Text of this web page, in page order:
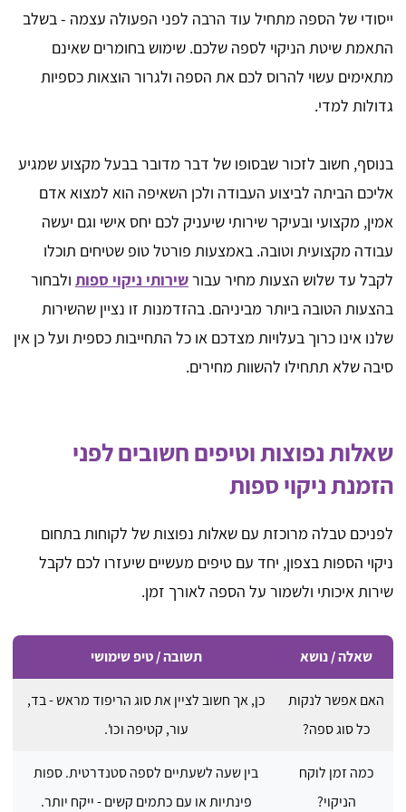
ייסודי של הספה מתחיל עוד הרבה לפני הפעולה עצמה - בשלב
התאמת שיטת הניקוי לספה שלכם. שימוש בחומרים שאינם
מתאימים עשוי להרוס לכם את הספה ולגרור הוצאות כספיות
גדולות למדי.
בנוסף, חשוב לזכור שבסופו של דבר מדובר בבעל מקצוע שמגיע
אליכם הביתה לביצוע העבודה ולכן השאיפה הוא למצוא אדם
אמין, מקצועי ובעיקר שירותי שיעניק לכם יחס אישי וגם יעשה
עבודה מקצועית וטובה. באמצעות פורטל טופ שטיחים תוכלו
לקבל עד שלוש הצעות מחיר עבורשירותי ניקוי ספות ולבחור
בהצעות הטובה ביותר מביניהם. בהזדמנות זו נציין שהשירות
שלנו אינו כרוך בעלויות מצדכם או כל התחייבות כספית ועל כן אין
סיבה שלא תתחילו להשוות מחירים.
שאלות נפוצות וטיפים חשובים לפני
הזמנת ניקוי ספות
לפניכם טבלה מרוכזת עם שאלות נפוצות של לקוחות בתחום
ניקוי הספות בצפון, יחד עם טיפים מעשיים שיעזרו לכם לקבל
שירות איכותי ולשמור על הספה לאורך זמן.
שאלה / נושא תשובה / טיפ שימושי
האם אפשר לנקות
כל סוג ספה?
כן, אך חשוב לציין את סוג הריפוד מראש - בד,
עור, קטיפה וכו'.
כמה זמן לוקח
הניקוי?
בין שעה לשעתיים לספה סטנדרטית. ספות
פינתיות או עם כתמים קשים - ייקח יותר.